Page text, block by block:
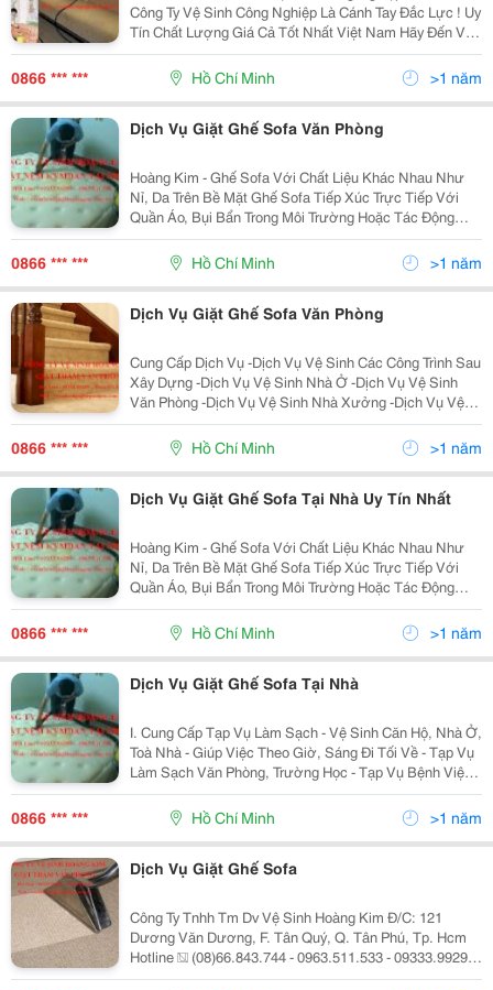
Công Ty Vệ Sinh Công Nghiệp Là Cánh Tay Đắc Lực ! Uy
Tín Chất Lượng Giá Cả Tốt Nhất Việt Nam Hãy Đến Với
Công Ty Vệ Sinh Công Nghiệp Sài Gòn Để Được Trải
Nghiệm Dịch Vụ Vệ Sinh Công Nghiệp Tạ
0866 *** *** Hồ Chí Minh >1 năm
Dịch Vụ Giặt Ghế Sofa Văn Phòng
Hoàng Kim - Ghế Sofa Với Chất Liệu Khác Nhau Như
Nỉ, Da Trên Bề Mặt Ghế Sofa Tiếp Xúc Trực Tiếp Với
Quần Áo, Bụi Bẩn Trong Môi Trường Hoặc Tác Động
Trực Tiếp Của Con Người Trong Sinh Hoạt Hàng Ngày
Nên Dễ Dàng Có Các Vết Bẩn Qua Một Thời Gian Sử
0866 *** *** Hồ Chí Minh >1 năm
Dịch Vụ Giặt Ghế Sofa Văn Phòng
Cung Cấp Dịch Vụ -Dịch Vụ Vệ Sinh Các Công Trình Sau
Xây Dựng -Dịch Vụ Vệ Sinh Nhà Ở -Dịch Vụ Vệ Sinh
Văn Phòng -Dịch Vụ Vệ Sinh Nhà Xưởng -Dịch Vụ Vệ
Sinh Trường Học -Dịch Vụ Lau Kính Văn Phòng, Tòa
Nhà -Dịch Vụ Quét Màng Nhện Mái Trần Nhà Xưởng, La
0866 *** *** Hồ Chí Minh >1 năm
Dịch Vụ Giặt Ghế Sofa Tại Nhà Uy Tín Nhất
Hoàng Kim - Ghế Sofa Với Chất Liệu Khác Nhau Như
Nỉ, Da Trên Bề Mặt Ghế Sofa Tiếp Xúc Trực Tiếp Với
Quần Áo, Bụi Bẩn Trong Môi Trường Hoặc Tác Động
Trực Tiếp Của Con Người Trong Sinh Hoạt Hàng Ngày
Nên Dễ Dàng Có Các Vết Bẩn Qua Một Thời Gian Sử
0866 *** *** Hồ Chí Minh >1 năm
Dịch Vụ Giặt Ghế Sofa Tại Nhà
I. Cung Cấp Tạp Vụ Làm Sạch - Vệ Sinh Căn Hộ, Nhà Ở,
Toà Nhà - Giúp Việc Theo Giờ, Sáng Đi Tối Về - Tạp Vụ
Làm Sạch Văn Phòng, Trường Học - Tạp Vụ Bệnh Viện,
Khách Sạn, Nhà Hàng. - Tạp Vụ Siêu Thị, Tttm Ii. Dịch
Vụ Vệ Si
0866 *** *** Hồ Chí Minh >1 năm
Dịch Vụ Giặt Ghế Sofa
Công Ty Tnhh Tm Dv Vệ Sinh Hoàng Kim Đ/C: 121
Dương Văn Dương, F. Tân Quý, Q. Tân Phú, Tp. Hcm
Hotline � (08)66.843.744 - 0963.511.533 - 09333.99299
� Email: Vesinhhoangkim@Gmail.com Web :